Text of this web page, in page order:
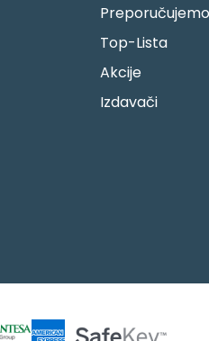
Preporučujemo
Top-Lista
Akcije
Izdavači